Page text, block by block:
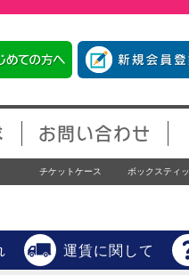
チケットケース ボックスティ
お問い合わせ
運賃に関して